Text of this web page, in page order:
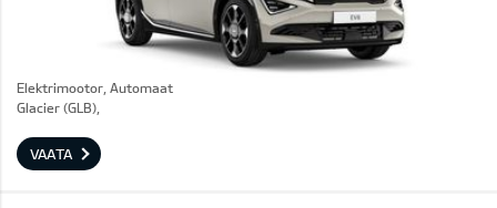
Elektrimootor, Automaat
Glacier (GLB),
VAATA